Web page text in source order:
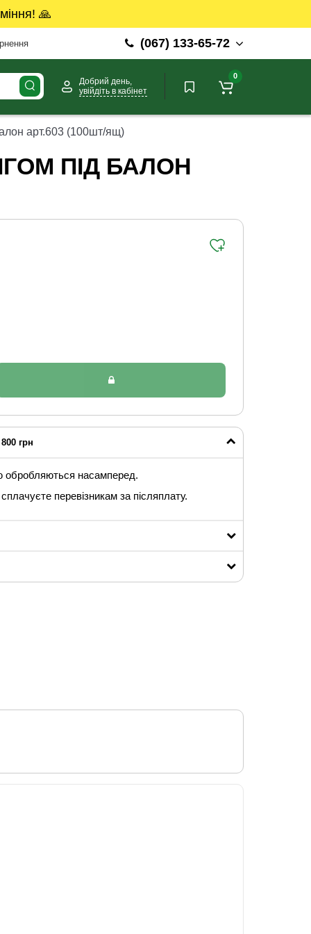
🙏
(067) 133-65-72
Добрий день,
увійдіть в кабінет
0
арт.603 (100шт/ящ)
ПІД БАЛОН
грн
обробляються насамперед.
перевізникам за післяплату.